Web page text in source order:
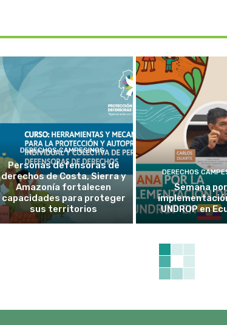
DERECHOS CAMPESINOS
Personas defensoras de
derechos de Costa, Sierra y
Amazonía fortalecen
capacidades para proteger
sus territorios
DERECHOS
Semana
UNDROP en